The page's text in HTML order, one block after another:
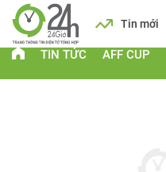
Lịch Tin mới
TIN TỨC AFF CUP